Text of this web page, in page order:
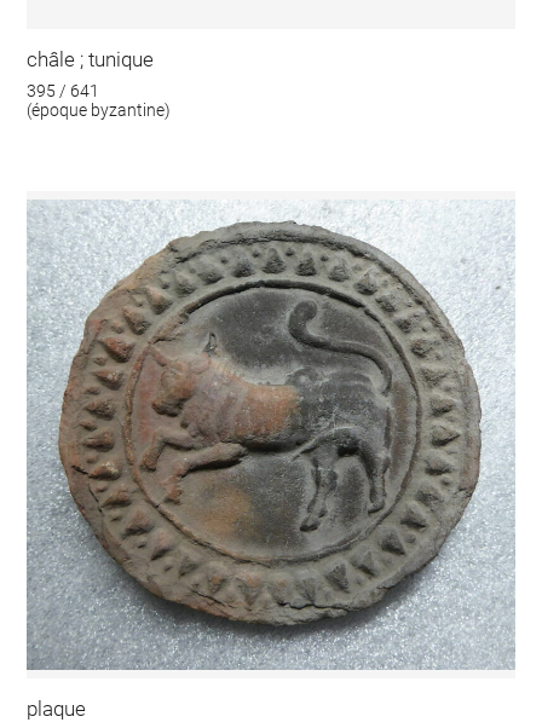
châle ; tunique
395 / 641
(époque byzantine)
plaque